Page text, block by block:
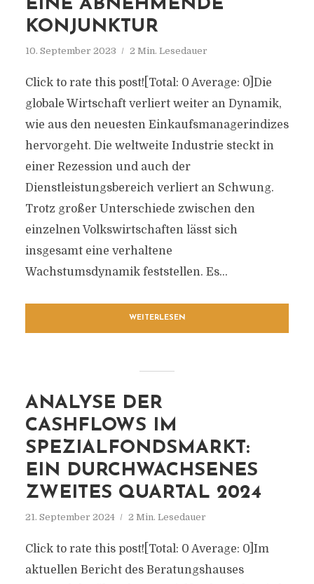
EINE ABNEHMENDE
KONJUNKTUR
10. September 2023 2 Min. Lesedauer
Click to rate this post![Total: 0 Average: 0]Die
globale Wirtschaft verliert weiter an Dynamik,
wie aus den neuesten Einkaufsmanagerindizes
hervorgeht. Die weltweite Industrie steckt in
einer Rezession und auch der
Dienstleistungsbereich verliert an Schwung.
Trotz großer Unterschiede zwischen den
einzelnen Volkswirtschaften lässt sich
insgesamt eine verhaltene
Wachstumsdynamik feststellen. Es...
WEITERLESEN
ANALYSE DER
CASHFLOWS IM
SPEZIALFONDSMARKT:
EIN DURCHWACHSENES
ZWEITES QUARTAL 2024
21. September 2024 2 Min. Lesedauer
Click to rate this post![Total: 0 Average: 0]Im
aktuellen Bericht des Beratungshauses